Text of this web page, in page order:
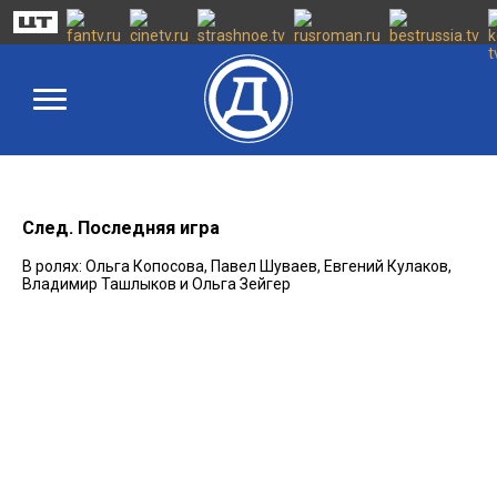
След. Последняя игра
В ролях: Ольга Копосова, Павел Шуваев, Евгений Кулаков,
Владимир Ташлыков и Ольга Зейгер